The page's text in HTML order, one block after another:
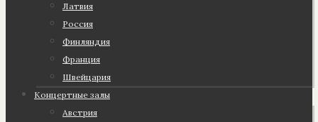
Латвия
Россия
Финляндия
Франция
Швейцария
Концертные залы
Австрия